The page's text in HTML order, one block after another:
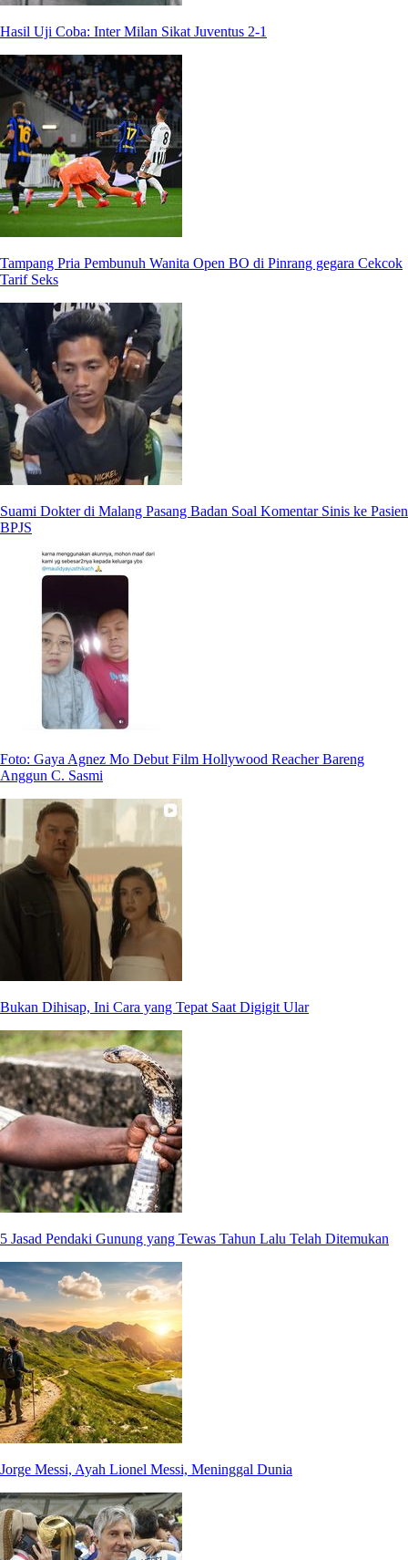
Hasil Uji Coba: Inter Milan Sikat Juventus 2-1
Tampang Pria Pembunuh Wanita Open BO di Pinrang gegara Cekcok
Tarif Seks
Suami Dokter di Malang Pasang Badan Soal Komentar Sinis ke Pasien
BPJS
Foto: Gaya Agnez Mo Debut Film Hollywood Reacher Bareng
Anggun C. Sasmi
Bukan Dihisap, Ini Cara yang Tepat Saat Digigit Ular
5 Jasad Pendaki Gunung yang Tewas Tahun Lalu Telah Ditemukan
Jorge Messi, Ayah Lionel Messi, Meninggal Dunia